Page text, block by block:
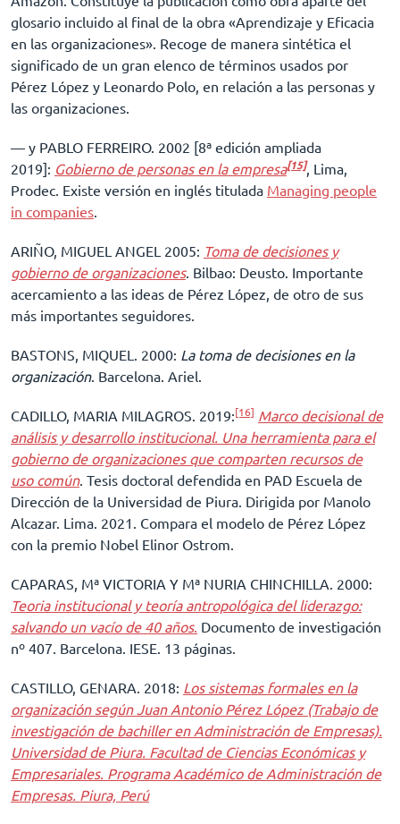
glosario incluido al final de la obra «Aprendizaje y Eficacia
en las organizaciones». Recoge de manera sintética el
significado de un gran elenco de términos usados por
Pérez López y Leonardo Polo, en relación a las personas y
las organizaciones.
–– y PABLO FERREIRO. 2002 [8ª edición ampliada
2019]: Gobierno de personas en la empresa[15], Lima,
Prodec. Existe versión en inglés titulada Managing people
in companies.
ARIÑO, MIGUEL ANGEL 2005: Toma de decisiones y
gobierno de organizaciones. Bilbao: Deusto. Importante
acercamiento a las ideas de Pérez López, de otro de sus
más importantes seguidores.
BASTONS, MIQUEL. 2000: La toma de decisiones en la
organización. Barcelona. Ariel.
CADILLO, MARIA MILAGROS. 2019:[16] Marco decisional de
análisis y desarrollo institucional. Una herramienta para el
gobierno de organizaciones que comparten recursos de
uso común. Tesis doctoral defendida en PAD Escuela de
Dirección de la Universidad de Piura. Dirigida por Manolo
Alcazar. Lima. 2021. Compara el modelo de Pérez López
con la premio Nobel Elinor Ostrom.
CAPARAS, Mª VICTORIA Y Mª NURIA CHINCHILLA. 2000:
Teoria institucional y teoría antropológica del liderazgo:
salvando un vacío de 40 años. Documento de investigación
nº 407. Barcelona. IESE. 13 páginas.
CASTILLO, GENARA. 2018: Los sistemas formales en la
organización según Juan Antonio Pérez López (Trabajo de
investigación de bachiller en Administración de Empresas).
Universidad de Piura. Facultad de Ciencias Económicas y
Empresariales. Programa Académico de Administración de
Empresas. Piura, Perú